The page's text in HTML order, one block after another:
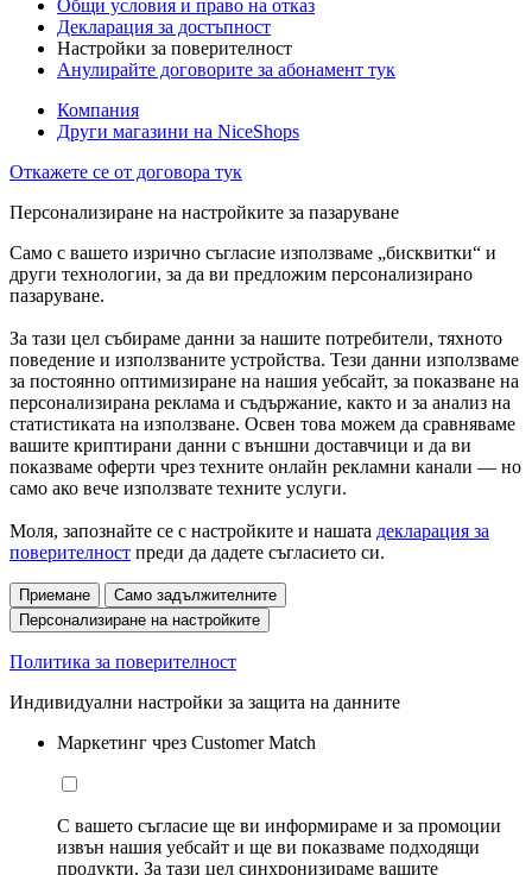
Общи условия и право на отказ
Декларация за достъпност
Настройки за поверителност
Анулирайте договорите за абонамент тук
Компания
Други магазини на NiceShops
Откажете се от договора тук
Персонализиране на настройките за пазаруване
Само с вашето изрично съгласие използваме „бисквитки“ и
други технологии, за да ви предложим персонализирано
пазаруване.
За тази цел събираме данни за нашите потребители, тяхното
поведение и използваните устройства. Тези данни използваме
за постоянно оптимизиране на нашия уебсайт, за показване на
персонализирана реклама и съдържание, както и за анализ на
статистиката на използване. Освен това можем да сравняваме
вашите криптирани данни с външни доставчици и да ви
показваме оферти чрез техните онлайн рекламни канали — но
само ако вече използвате техните услуги.
Моля, запознайте се с настройките и нашата декларация за
поверителност преди да дадете съгласието си.
Приемане
Само задължителните
Персонализиране на настройките
Политика за поверителност
Индивидуални настройки за защита на данните
Маркетинг чрез Customer Match
С вашето съгласие ще ви информираме и за промоции
извън нашия уебсайт и ще ви показваме подходящи
продукти. За тази цел синхронизираме вашите